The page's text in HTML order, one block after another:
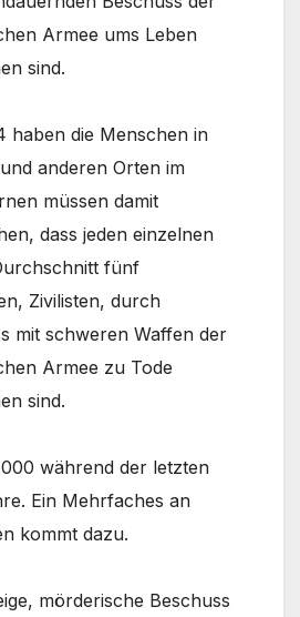
Armee ums Leben
sind.
haben die Menschen in
anderen Orten im
müssen damit
dass jeden einzelnen
fünf
Zivilisten, durch
mit schweren Waffen der
Armee zu Tode
sind.
während der letzten
Ein Mehrfaches an
kommt dazu.
mörderische Beschuss